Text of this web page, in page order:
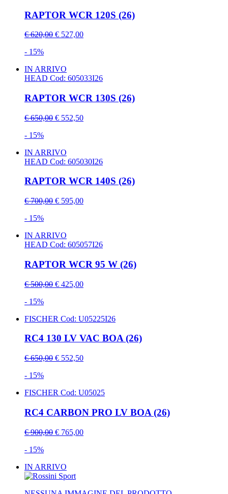
RAPTOR WCR 120S (26)
€ 620,00 € 527,00
- 15%
IN ARRIVO
HEAD Cod: 605033I26
RAPTOR WCR 130S (26)
€ 650,00 € 552,50
- 15%
IN ARRIVO
HEAD Cod: 605030I26
RAPTOR WCR 140S (26)
€ 700,00 € 595,00
- 15%
IN ARRIVO
HEAD Cod: 605057I26
RAPTOR WCR 95 W (26)
€ 500,00 € 425,00
- 15%
FISCHER Cod: U05225I26
RC4 130 LV VAC BOA (26)
€ 650,00 € 552,50
- 15%
FISCHER Cod: U05025
RC4 CARBON PRO LV BOA (26)
€ 900,00 € 765,00
- 15%
IN ARRIVO